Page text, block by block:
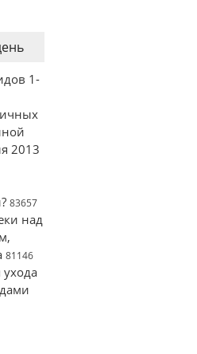
1-
2013
83657
над
81146